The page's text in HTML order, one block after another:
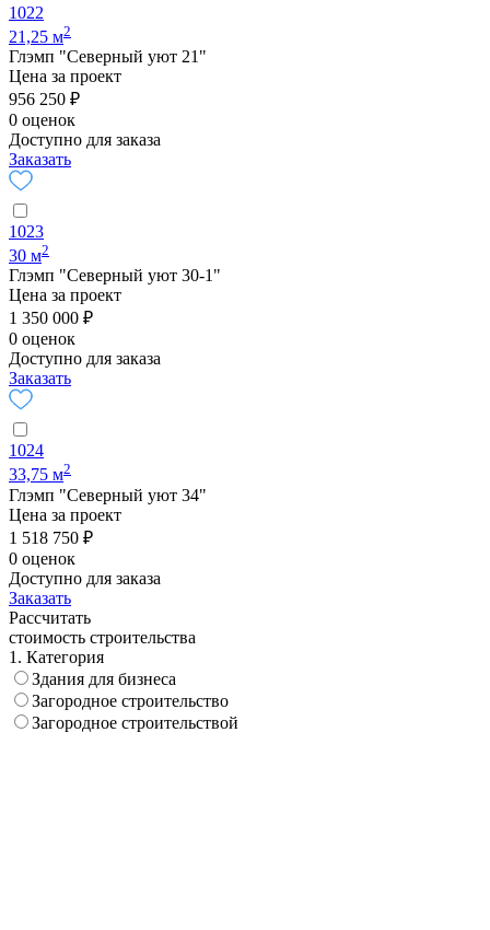
1022
21,25 м2
Глэмп "Северный уют 21"
Цена за проект
956 250 ₽
0 оценок
Доступно для заказа
Заказать
1023
30 м2
Глэмп "Северный уют 30-1"
Цена за проект
1 350 000 ₽
0 оценок
Доступно для заказа
Заказать
1024
33,75 м2
Глэмп "Северный уют 34"
Цена за проект
1 518 750 ₽
0 оценок
Доступно для заказа
Заказать
Рассчитать
стоимость строительства
1. Категория
Здания для бизнеса
Загородное строительство
Загородное строительствой